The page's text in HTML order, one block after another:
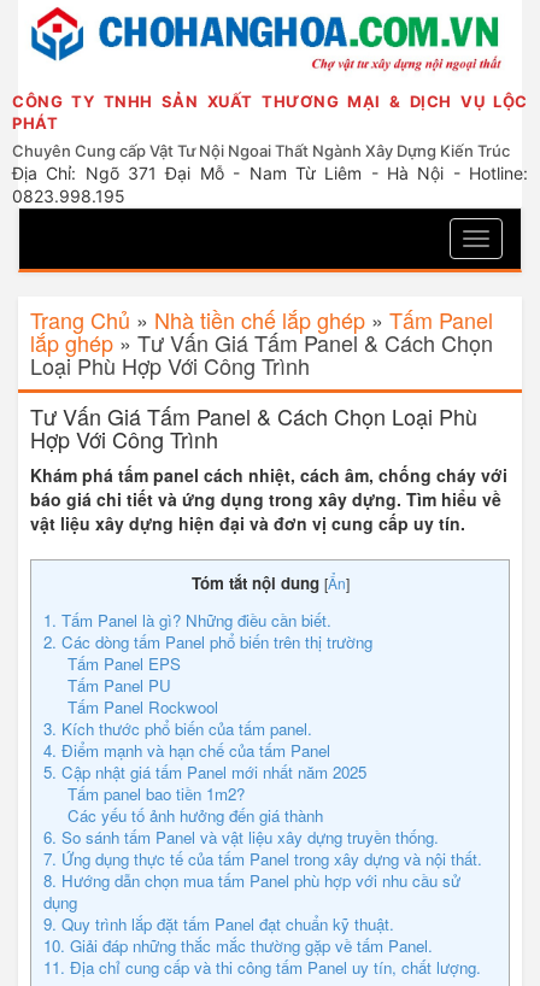
CÔNG TY TNHH SẢN XUẤT THƯƠNG MẠI & DỊCH VỤ LỘC
PHÁT
Chuyên Cung cấp Vật Tư Nội Ngoai Thất Ngành Xây Dựng Kiến Trúc
Địa Chỉ: Ngõ 371 Đại Mỗ - Nam Từ Liêm - Hà Nội - Hotline:
0823.998.195
Toggle
Trang Chủ » Nhà tiền chế lắp ghép » Tấm Panel
lắp ghép » Tư Vấn Giá Tấm Panel & Cách Chọn
Loại Phù Hợp Với Công Trình
Tư Vấn Giá Tấm Panel & Cách Chọn Loại Phù
Hợp Với Công Trình
Khám phá tấm panel cách nhiệt, cách âm, chống cháy với
báo giá chi tiết và ứng dụng trong xây dựng. Tìm hiểu về
vật liệu xây dựng hiện đại và đơn vị cung cấp uy tín.
Tóm tắt nội dung [Ẩn]
1. Tấm Panel là gì? Những điều cần biết.
2. Các dòng tấm Panel phổ biến trên thị trường
Tấm Panel EPS
Tấm Panel PU
Tấm Panel Rockwool
3. Kích thước phổ biến của tấm panel.
4. Điểm mạnh và hạn chế của tấm Panel
5. Cập nhật giá tấm Panel mới nhất năm 2025
Tấm panel bao tiền 1m2?
Các yếu tố ảnh hưởng đến giá thành
6. So sánh tấm Panel và vật liệu xây dựng truyền thống.
7. Ứng dụng thực tế của tấm Panel trong xây dựng và nội thất.
8. Hướng dẫn chọn mua tấm Panel phù hợp với nhu cầu sử
dụng
9. Quy trình lắp đặt tấm Panel đạt chuẩn kỹ thuật.
10. Giải đáp những thắc mắc thường gặp về tấm Panel.
11. Địa chỉ cung cấp và thi công tấm Panel uy tín, chất lượng.